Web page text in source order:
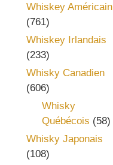
Whiskey Américain
(761)
Whiskey Irlandais
(233)
Whisky Canadien
(606)
Whisky
Québécois (58)
Whisky Japonais
(108)